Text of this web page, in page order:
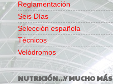
Reglamentación
Seis Días
Selección española
Técnicos
Velódromos
NUTRICIÓN...Y MUCHO MÁS